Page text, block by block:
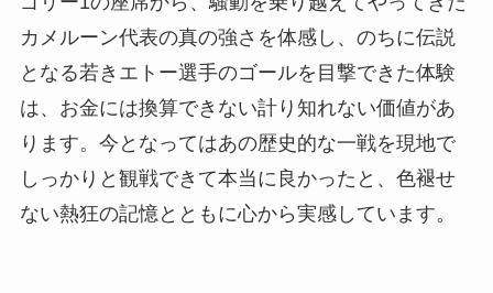
カメルーン代表の真の強さを体感し、のちに伝説
となる若きエトー選手のゴールを目撃できた体験
は、お金には換算できない計り知れない価値があ
ります。今となってはあの歴史的な一戦を現地で
しっかりと観戦できて本当に良かったと、色褪せ
ない熱狂の記憶とともに心から実感しています。